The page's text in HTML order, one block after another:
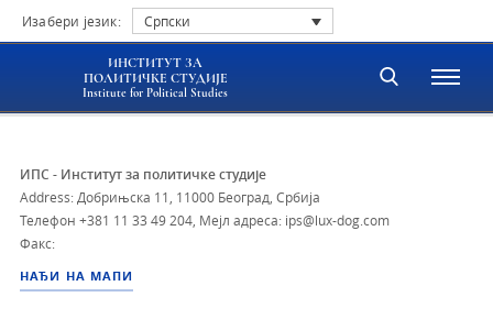
Изабери језик: Српски
ИНСТИТУТ ЗА
ПОЛИТИЧКЕ СТУДИЈЕ
Institute for Political Studies
ИПС - Институт за политичке студије
Address: Добрињска 11, 11000 Београд, Србија
Телефон +381 11 33 49 204 Мејл адреса: ips@lux-dog.com
Факс:
НАЂИ НА МАПИ